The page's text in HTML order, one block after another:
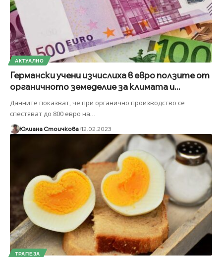
АКТУАЛНО
Германски учени изчислиха в евро ползите от
органичното земеделие за климата и...
Данните показват, че при органично производство се
спестяват до 800 евро на…
Юлиана Стоичкова 12.02.2023
ТРАПЕЗА